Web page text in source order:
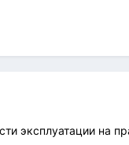
эксплуатации на